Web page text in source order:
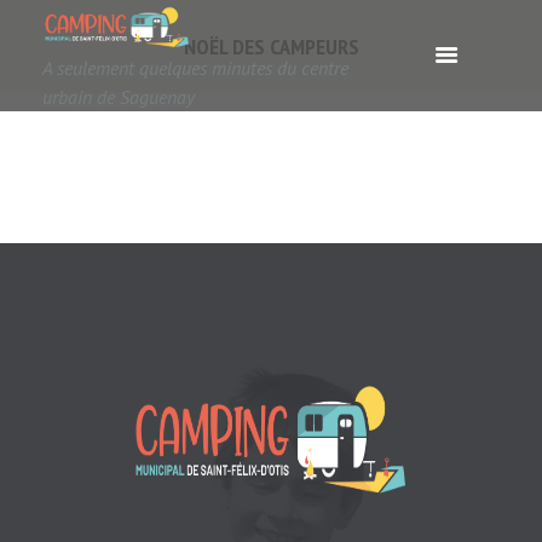
A seulement quelques minutes du centre
urbain de Saguenay
NOËL DES CAMPEURS